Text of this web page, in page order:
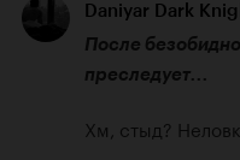
Daniyar Dark
После
преследует...
Хм, стыд?